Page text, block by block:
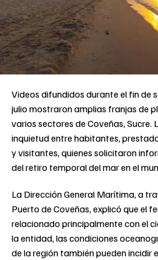
Videos difundidos durante el fin de
julio mostraron amplias franjas de
varios sectores de Coveñas, Sucre.
inquietud entre habitantes,
y visitantes, quienes solicitaron
del retiro temporal del mar en el
La Dirección General Marítima, a
Puerto de Coveñas, explicó que el
relacionado principalmente con el
la entidad, las condiciones
de la región también pueden incidir